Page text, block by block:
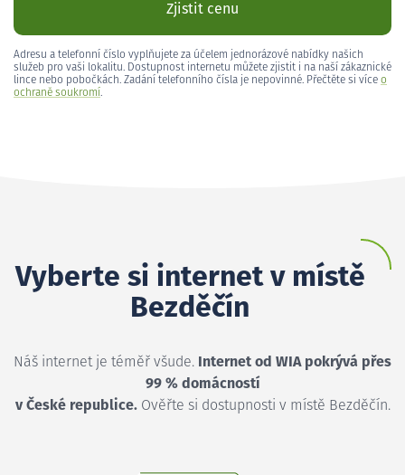
Zjistit cenu
Adresu a telefonní číslo vyplňujete za účelem jednorázové nabídky našich
služeb pro vaši lokalitu. Dostupnost internetu můžete zjistit i na naší zákaznické
lince nebo pobočkách. Zadání telefonního čísla je nepovinné. Přečtěte si více o
ochraně soukromí.
Vyberte si internet v místě
Bezděčín
Náš internet je téměř všude. Internet od WIA pokrývá přes
99 % domácností
v České republice.Ověřte si dostupnosti v místě Bezděčín.